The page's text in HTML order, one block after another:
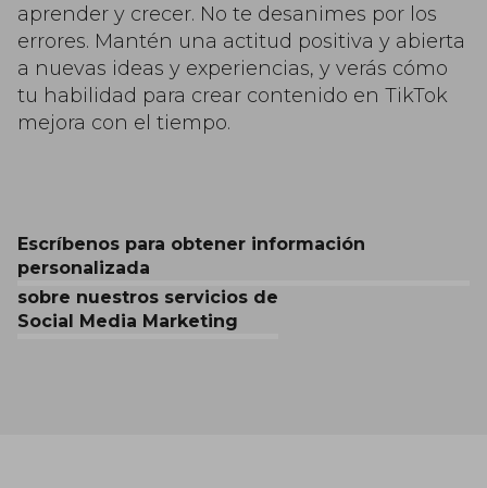
aprender y crecer. No te desanimes por los
errores. Mantén una actitud positiva y abierta
a nuevas ideas y experiencias, y verás cómo
tu habilidad para crear contenido en TikTok
mejora con el tiempo.
Escríbenos para obtener información
personalizada
sobre nuestros servicios de
Social Media Marketing